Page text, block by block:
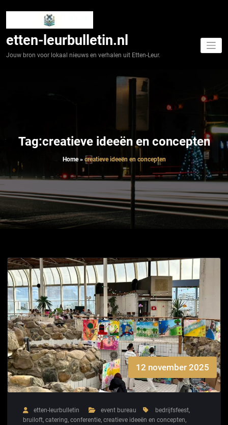
etten-leurbulletin.nl
Jouw bron voor lokaal nieuws en verhalen uit Etten-Leur.
Tag:creatieve ideeën en concepten
Home» creatieve ideeën en concepten
12 november 2025
etten-leurbulletin event bureau bedrijfsfeest,
bruiloft, catering, conferentie, creatieve ideeën en concepten,